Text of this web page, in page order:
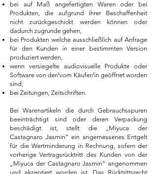
bei auf Maß angefertigten Waren oder bei
Produkten, die aufgrund ihrer Beschaffenheit
nicht zurückgeschickt werden können oder
dadurch zugrunde gehen,
bei Produkten welche ausschließlich auf Anfrage
für den Kunden in einer bestimmten Version
produziert werden,
wenn versiegelte audiovisuelle Produkte oder
Software von der/vom Käufer/in geöffnet worden
sind;
bei Zeitungen, Zeitschriften.
Bei Warenartikeln die durch Gebrauchsspuren
beeinträchtigt sind oder deren Verpackung
beschädigt ist, stellt die „Miyuca der
Castagnaro Jasmin“ ein angemessenes Entgelt
für die Wertminderung in Rechnung, sofern der
vorherige Vertragsrücktritt des Kunden von der
„Miyuca der CastagnaroJasmin“ angenommen
und akzeptiert worden ist. Das Rücktrittsrecht